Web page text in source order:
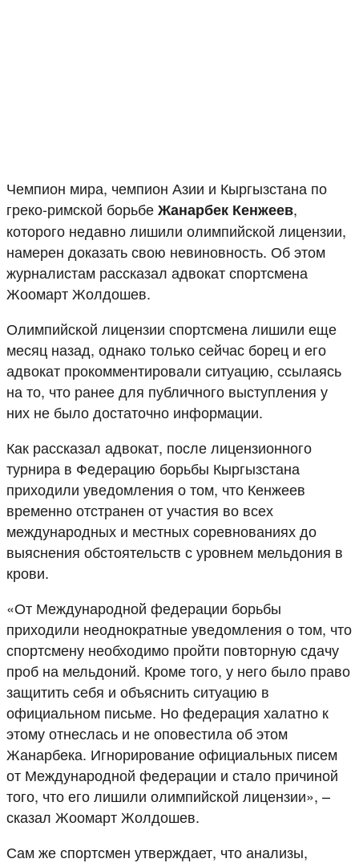
Чемпион мира, чемпион Азии и Кыргызстана по
греко-римской борьбеЖанарбек Кенжеев,
которого недавно лишили олимпийской лицензии,
намерен доказать свою невиновность. Об этом
журналистам рассказал адвокат спортсмена
Жоомарт Жолдошев.
Олимпийской лицензии спортсмена лишили еще
месяц назад, однако только сейчас борец и его
адвокат прокомментировали ситуацию, ссылаясь
на то, что ранее для публичного выступления у
них не было достаточно информации.
Как рассказал адвокат, после лицензионного
турнира в Федерацию борьбы Кыргызстана
приходили уведомления о том, что Кенжеев
временно отстранен от участия во всех
международных и местных соревнованиях до
выяснения обстоятельств с уровнем мельдония в
крови.
«От Международной федерации борьбы
приходили неоднократные уведомления о том, что
спортсмену необходимо пройти повторную сдачу
проб на мельдоний. Кроме того, у него было право
защитить себя и объяснить ситуацию в
официальном письме. Но федерация халатно к
этому отнеслась и не оповестила об этом
Жанарбека. Игнорирование официальных писем
от Международной федерации и стало причиной
того, что его лишили олимпийской лицензии», –
сказал Жоомарт Жолдошев.
Сам же спортсмен утверждает, что анализы,